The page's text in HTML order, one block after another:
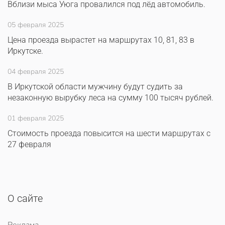
Вблизи мыса Уюга провалился под лёд автомобиль.
05 февраля 2025
Цена проезда вырастет на маршрутах 10, 81, 83 в
Иркутске.
04 февраля 2025
В Иркутской области мужчину будут судить за
незаконную вырубку леса на сумму 100 тысяч рублей.
01 февраля 2025
Стоимость проезда повысится на шести маршрутах с
27 февраля
О сайте